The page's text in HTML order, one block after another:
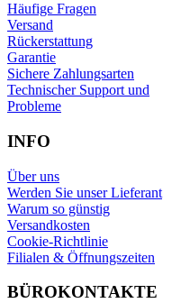
Häufige Fragen
Versand
Rückerstattung
Garantie
Sichere Zahlungsarten
Technischer Support und
Probleme
INFO
Über uns
Werden Sie unser Lieferant
Warum so günstig
Versandkosten
Cookie-Richtlinie
Filialen & Öffnungszeiten
BÜROKONTAKTE